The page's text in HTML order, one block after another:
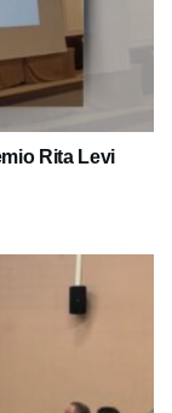
Rita Levi